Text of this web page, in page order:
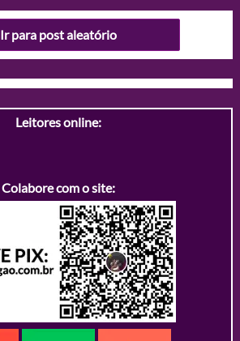
Ir para post aleatório
Leitores online:
Colabore com o site: